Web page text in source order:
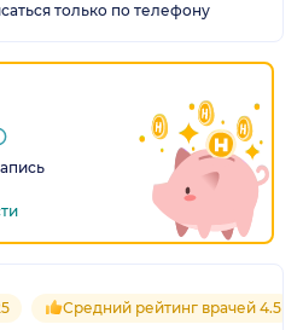
только по телефону
Средний рейтинг врачей 4.5